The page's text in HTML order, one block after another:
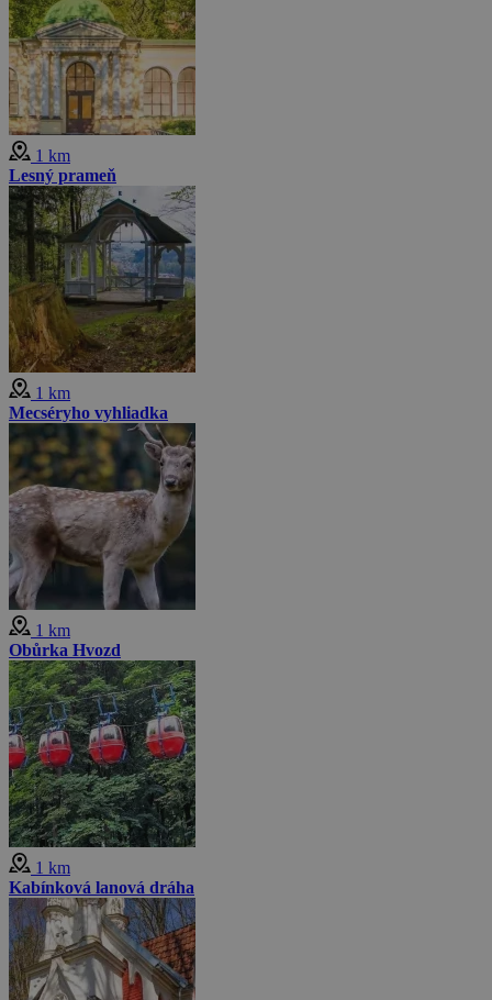
1 km
Lesný prameň
1 km
Mecséryho vyhliadka
1 km
Obůrka Hvozd
1 km
Kabínková lanová dráha